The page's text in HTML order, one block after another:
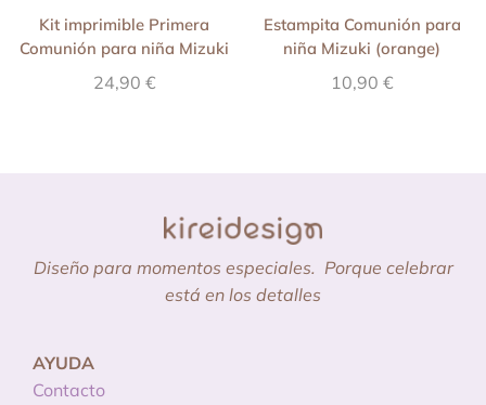
Kit imprimible Primera
Comunión para niña Mizuki
(Orange)
24,90 €
Estampita Comunión para
niña Mizuki (orange)
10,90 €
Diseño para momentos especiales. Porque celebrar
está en los detalles
AYUDA
Contacto